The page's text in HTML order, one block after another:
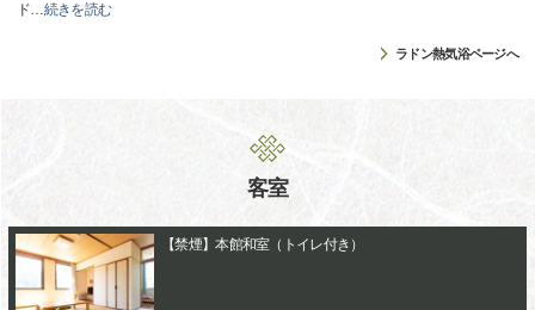
ド…続きを読む
ラドン熱気浴ページへ
客室
【禁煙】本館和室（トイレ付き）